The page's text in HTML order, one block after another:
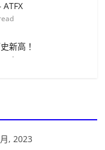
新高！
, 2023